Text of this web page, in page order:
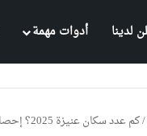
لدينا أدوات مهمة
/كم عدد سكان عنيزة 2025؟ إحصائيات وتوقعات محدثة 📊 (السعودية)